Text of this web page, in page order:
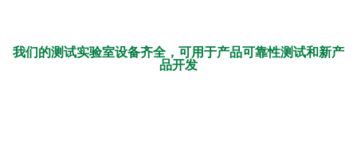
我们的测试实验室设备齐全，可用于产品可靠性测试和新产
品开发